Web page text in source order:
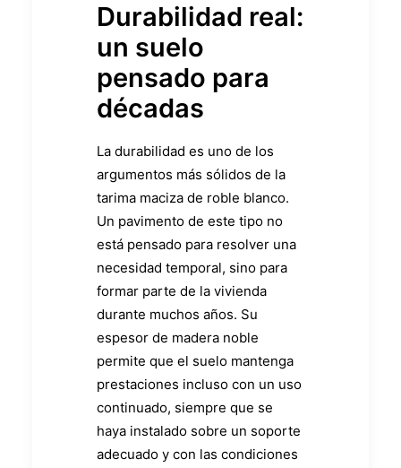
Durabilidad real:
un suelo
pensado para
décadas
La durabilidad es uno de los
argumentos más sólidos de la
tarima maciza de roble blanco.
Un pavimento de este tipo no
está pensado para resolver una
necesidad temporal, sino para
formar parte de la vivienda
durante muchos años. Su
espesor de madera noble
permite que el suelo mantenga
prestaciones incluso con un uso
continuado, siempre que se
haya instalado sobre un soporte
adecuado y con las condiciones